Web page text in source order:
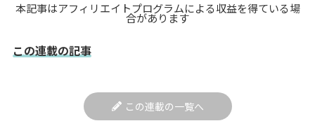
本記事はアフィリエイトプログラムによる収益を得ている場
合があります
この連載の記事
この連載の一覧へ